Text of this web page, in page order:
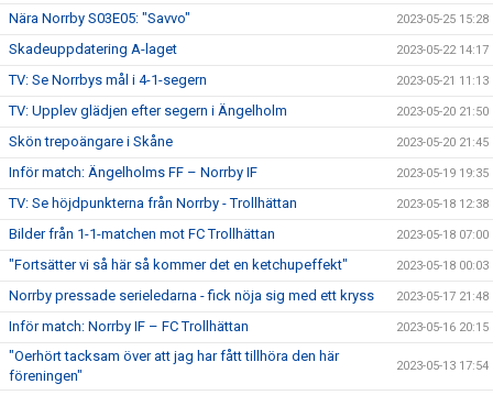
Nära Norrby S03E05: "Savvo" 2023-05-25 15:28
Skadeuppdatering A-laget 2023-05-22 14:17
TV: Se Norrbys mål i 4-1-segern 2023-05-21 11:13
TV: Upplev glädjen efter segern i Ängelholm 2023-05-20 21:50
Skön trepoängare i Skåne 2023-05-20 21:45
Inför match: Ängelholms FF – Norrby IF 2023-05-19 19:35
TV: Se höjdpunkterna från Norrby - Trollhättan 2023-05-18 12:38
Bilder från 1-1-matchen mot FC Trollhättan 2023-05-18 07:00
"Fortsätter vi så här så kommer det en ketchupeffekt" 2023-05-18 00:03
Norrby pressade serieledarna - fick nöja sig med ett kryss 2023-05-17 21:48
Inför match: Norrby IF – FC Trollhättan 2023-05-16 20:15
"Oerhört tacksam över att jag har fått tillhöra den här
föreningen"
2023-05-13 17:54